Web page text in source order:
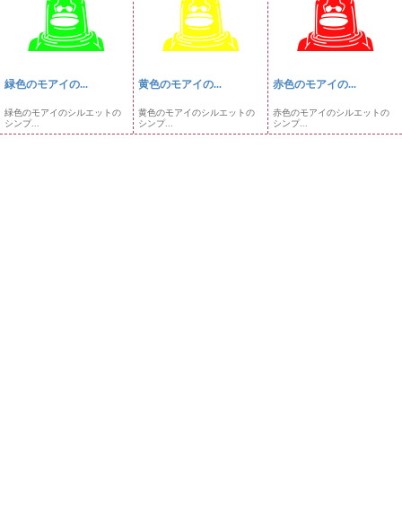
緑色のモアイの...
緑色のモアイのシルエットの
シンプ...
黄色のモアイの...
黄色のモアイのシルエットの
シンプ...
赤色のモアイの...
赤色のモアイのシルエットの
シンプ...